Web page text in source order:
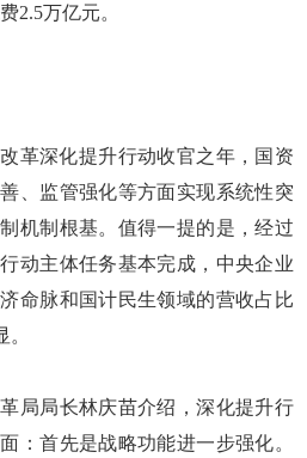
2.5万亿元。
深化提升行动收官之年，国资
、监管强化等方面实现系统性突
机制根基。值得一提的是，经过
动主体任务基本完成，中央企业
命脉和国计民生领域的营收占比
局长林庆苗介绍，深化提升行
：首先是战略功能进一步强化。